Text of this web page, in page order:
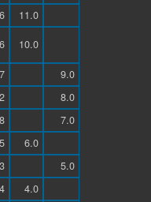
11.0
10.0
9.0
8.0
7.0
6.0
5.0
4.0